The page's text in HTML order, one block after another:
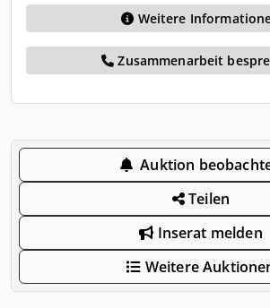
Weitere
Zusammenarbeit
Auktion
Teilen
Inserat melden
Weitere